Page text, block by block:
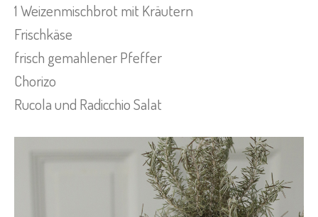
1 Weizenmischbrot mit Kräutern
Frischkäse
frisch gemahlener Pfeffer
Chorizo
Rucola und Radicchio Salat